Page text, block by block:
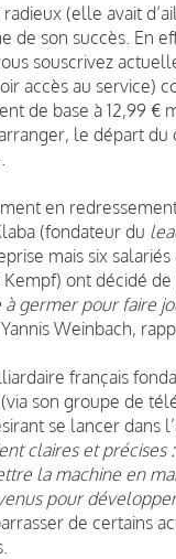
(elle avait
de son succès. En
souscrivez
accès au service)
de base à 12,99
le départ
en
(fondateur du
mais six
ont décidé
germer pour faire
Weinbach,
français
son groupe de
se lancer dans
claires et
la machine en
pour
de certains